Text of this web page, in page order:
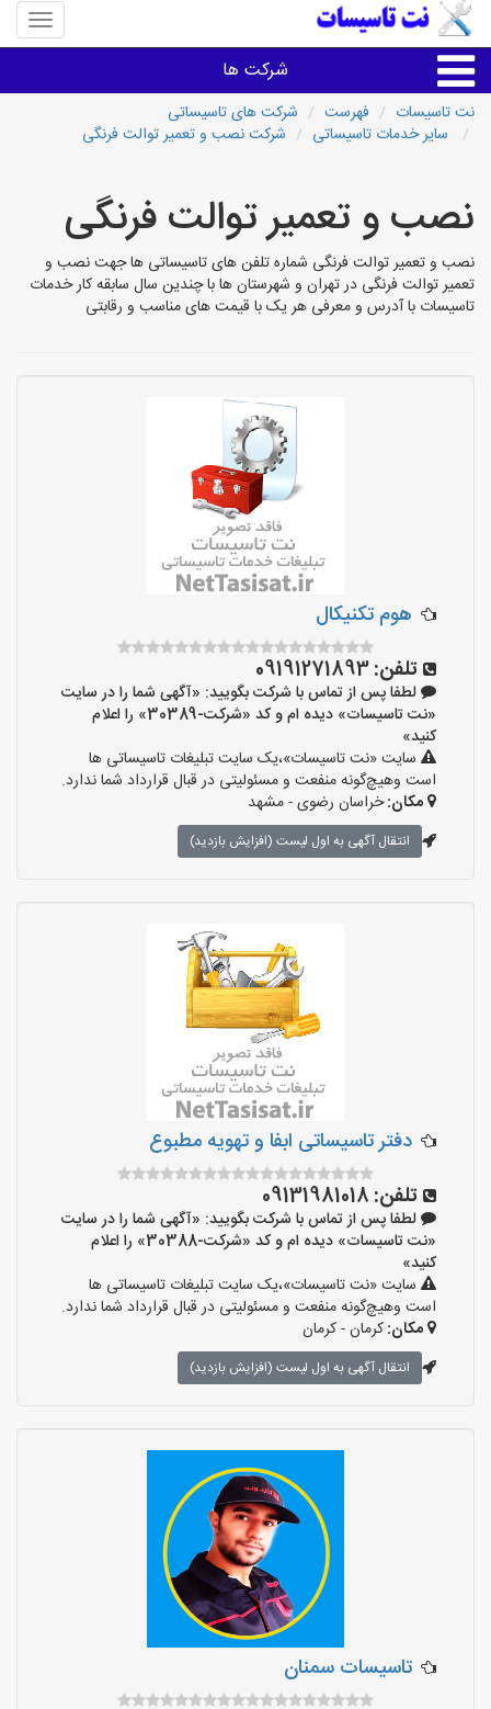
منوی
سایت
شرکت ها
خدمات تاسیسات ساختمان
خدمات تاسیسات ساختمان
سایر خدمات
نت تاسیسات فهرست
شرکت های تاسیساتی
سایر خدمات تاسیساتی
شرکت نصب و تعمیر توالت فرنگی
نصب و تعمیر توالت فرنگی
نصب و تعمیر توالت فرنگی شماره تلفن های تاسیساتی ها جهت نصب و
تعمیر توالت فرنگی در تهران و شهرستان ها با چندین سال سابقه کار خدمات
تاسیسات با آدرس و معرفی هر یک با قیمت های مناسب و رقابتی
هوم تکنیکال
تلفن:09191271893
لطفا پس از تماس با شرکت بگویید: «آگهی شما را در سایت
«نت تاسیسات» دیده ام و کد «شرکت-30389» را اعلام
کنید»
سایت «نت تاسیسات»،یک سایت تبلیغات تاسیساتی ها
است وهیچ‌گونه منفعت و مسئولیتی در قبال قرارداد شما ندارد.
مکان:خراسان رضوی - مشهد
انتقال آگهی به اول لیست (افزایش بازدید)
دفتر تاسیساتی ابفا و تهویه مطبوع
تلفن: 09131981018
لطفا پس از تماس با شرکت بگویید: «آگهی شما را در سایت
«نت تاسیسات» دیده ام و کد «شرکت-30388» را اعلام
کنید»
سایت «نت تاسیسات»،یک سایت تبلیغات تاسیساتی ها
است وهیچ‌گونه منفعت و مسئولیتی در قبال قرارداد شما ندارد.
مکان:کرمان - کرمان
انتقال آگهی به اول لیست (افزایش بازدید)
تاسیسات سمنان